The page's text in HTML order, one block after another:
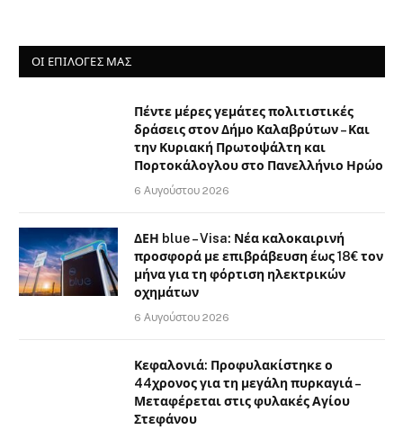
ΟΙ ΕΠΙΛΟΓΈΣ ΜΑΣ
Πέντε μέρες γεμάτες πολιτιστικές
δράσεις στον Δήμο Καλαβρύτων – Και
την Κυριακή Πρωτοψάλτη και
Πορτοκάλογλου στο Πανελλήνιο Ηρώο
6 Αυγούστου 2026
ΔΕΗ blue – Visa: Νέα καλοκαιρινή
προσφορά με επιβράβευση έως 18€ τον
μήνα για τη φόρτιση ηλεκτρικών
οχημάτων
6 Αυγούστου 2026
Κεφαλονιά: Προφυλακίστηκε ο
44χρονος για τη μεγάλη πυρκαγιά –
Μεταφέρεται στις φυλακές Αγίου
Στεφάνου